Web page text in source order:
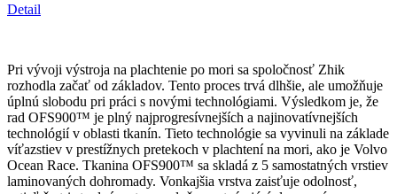
Detail
Pri vývoji výstroja na plachtenie po mori sa spoločnosť Zhik
rozhodla začať od základov. Tento proces trvá dlhšie, ale umožňuje
úplnú slobodu pri práci s novými technológiami. Výsledkom je, že
rad OFS900™ je plný najprogresívnejších a najinovatívnejších
technológií v oblasti tkanín. Tieto technológie sa vyvinuli na základe
víťazstiev v prestížnych pretekoch v plachtení na mori, ako je Volvo
Ocean Race. Tkanina OFS900™ sa skladá z 5 samostatných vrstiev
laminovaných dohromady. Vonkajšia vrstva zaisťuje odolnosť,